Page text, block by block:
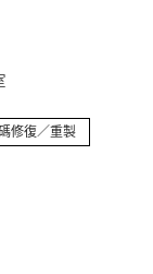
修復／重製